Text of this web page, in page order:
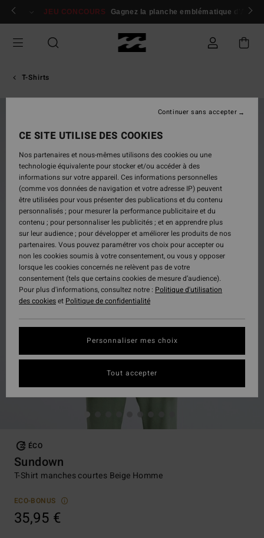
Passer
Se connecter / s'inscrire
JEU CONCOURS Gagnez la planche emblématique d'Andy
T-Shirts
ÉCO
Sundown
T-Shirt manches courtes Beige Homme
ECO-BONUS
35,95 €
CE SITE UTILISE DES COOKIES
Nos partenaires et nous-mêmes utilisons des cookies ou une
technologie équivalente pour stocker et/ou accéder à des
informations sur votre appareil. Ces informations personnelles
(comme vos données de navigation et votre adresse IP) peuvent
être utilisées pour vous présenter des publications et du contenu
personnalisés ; pour mesurer la performance publicitaire et du
contenu ; pour personnaliser les publicités ; et en apprendre plus
sur leur audience ; pour développer et améliorer les produits de nos
partenaires. Vous pouvez paramétrer vos choix pour accepter ou
non les cookies soumis à votre consentement, ou vous y opposer
lorsque les cookies concernés ne relèvent pas de votre
consentement (tels que certains cookies de mesure d’audience).
Pour plus d'informations, consultez notre : Politique d'utilisation
des cookieset Politique de confidentialité
Personnaliser mes choix
Continuer sans accepter
Tout accepter